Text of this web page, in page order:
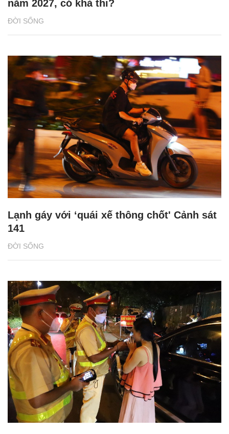
ĐỜI SỐNG
năm 2027, có khả thi?
ĐỜI SỐNG
Lạnh gáy với ‘quái xế thông chốt' Cảnh sát
141